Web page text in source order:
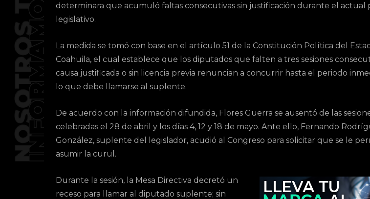
determinara que acumuló faltas consecutivas sin justificación durante el actual
legislativo.
La medida se tomó con base en el artículo 51 de la Constitución Política del
Coahuila, el cual establece que los diputados que falten a tres sesiones
causa justificada o sin licencia previa renuncian a concurrir hasta el periodo
lo que debe llamarse al suplente.
De acuerdo con la información difundida, Flores Guerra se ausentó de las
celebradas el 28 de abril y los días 4, 12 y 18 de mayo. Ante ello, Fernando
González, suplente del legislador, acudió al Congreso para solicitar que se le
asumir la curul.
Durante la sesión, la Mesa Directiva decretó un
receso para llamar al diputado suplente; sin